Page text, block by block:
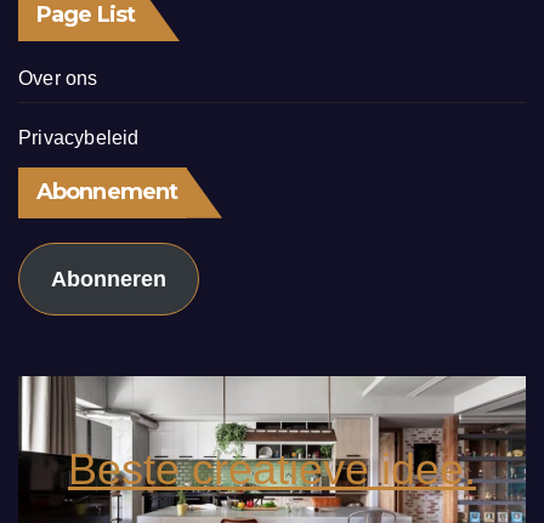
Page List
Over ons
Privacybeleid
Abonnement
Abonneren
Beste creatieve idee.